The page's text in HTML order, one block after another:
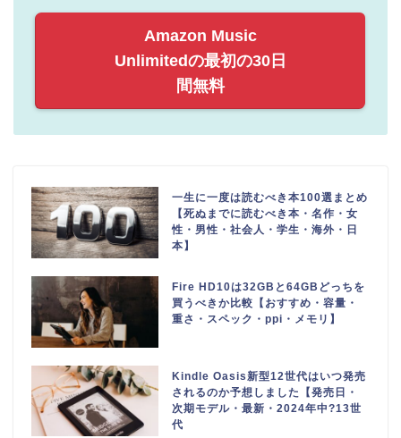
Amazon Music
Unlimitedの最初の30日
間無料
一生に一度は読むべき本100選まとめ
【死ぬまでに読むべき本・名作・女
性・男性・社会人・学生・海外・日
本】
Fire HD10は32GBと64GBどっちを
買うべきか比較【おすすめ・容量・
重さ・スペック・ppi・メモリ】
Kindle Oasis新型12世代はいつ発売
されるのか予想しました【発売日・
次期モデル・最新・2024年中?13世
代